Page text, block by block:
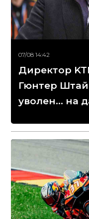
07/08 14:42
Директор
Гюнтер
уволен... на